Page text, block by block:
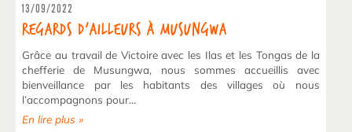
13/09/2022
Regards d’ailleurs à Musungwa
Grâce au travail de Victoire avec les Ilas et les Tongas de la
chefferie de Musungwa, nous sommes accueillis avec
bienveillance par les habitants des villages où nous
l’accompagnons pour…
En lire plus »